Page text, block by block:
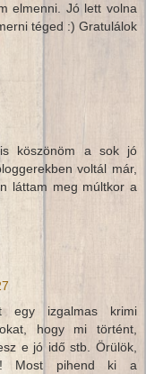
elmenni. Jó lett volna
téged :) Gratulálok
köszönöm a sok jó
voltál már,
láttam meg múltkor a
egy izgalmas krimi
hogy mi történt,
e jó idő stb. Örülök,
Most pihend ki a